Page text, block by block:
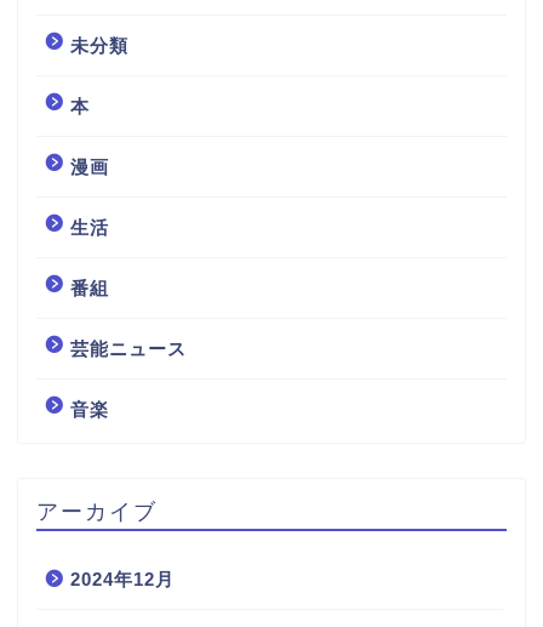
未分類
本
漫画
生活
番組
芸能ニュース
音楽
アーカイブ
2024年12月